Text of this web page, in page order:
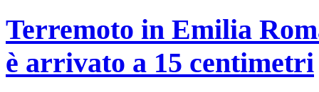
Terremoto in Emilia
è arrivato a 15 centimetri